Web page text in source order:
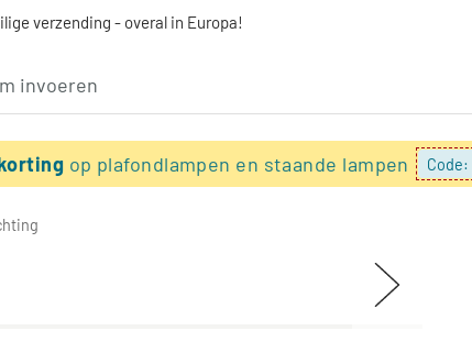
verzending - overal in Europa!
op plafondlampen en staande lampen Code: